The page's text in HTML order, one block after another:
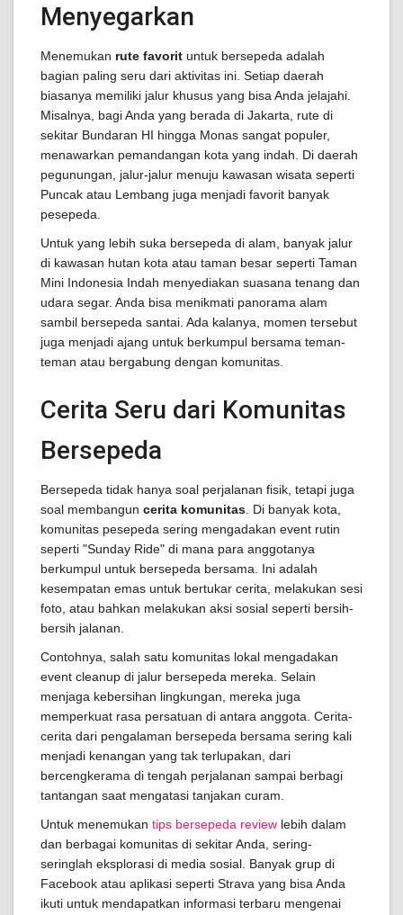
Menyegarkan
Menemukan rute favorit untuk bersepeda adalah
bagian paling seru dari aktivitas ini. Setiap daerah
biasanya memiliki jalur khusus yang bisa Anda jelajahi.
Misalnya, bagi Anda yang berada di Jakarta, rute di
sekitar Bundaran HI hingga Monas sangat populer,
menawarkan pemandangan kota yang indah. Di daerah
pegunungan, jalur-jalur menuju kawasan wisata seperti
Puncak atau Lembang juga menjadi favorit banyak
pesepeda.
Untuk yang lebih suka bersepeda di alam, banyak jalur
di kawasan hutan kota atau taman besar seperti Taman
Mini Indonesia Indah menyediakan suasana tenang dan
udara segar. Anda bisa menikmati panorama alam
sambil bersepeda santai. Ada kalanya, momen tersebut
juga menjadi ajang untuk berkumpul bersama teman-
teman atau bergabung dengan komunitas.
Cerita Seru dari Komunitas
Bersepeda
Bersepeda tidak hanya soal perjalanan fisik, tetapi juga
soal membangun cerita komunitas . Di banyak kota,
komunitas pesepeda sering mengadakan event rutin
seperti "Sunday Ride" di mana para anggotanya
berkumpul untuk bersepeda bersama. Ini adalah
kesempatan emas untuk bertukar cerita, melakukan sesi
foto, atau bahkan melakukan aksi sosial seperti bersih-
bersih jalanan.
Contohnya, salah satu komunitas lokal mengadakan
event cleanup di jalur bersepeda mereka. Selain
menjaga kebersihan lingkungan, mereka juga
memperkuat rasa persatuan di antara anggota. Cerita-
cerita dari pengalaman bersepeda bersama sering kali
menjadi kenangan yang tak terlupakan, dari
bercengkerama di tengah perjalanan sampai berbagi
tantangan saat mengatasi tanjakan curam.
Untuk menemukan tips bersepeda review lebih dalam
dan berbagai komunitas di sekitar Anda, sering-
seringlah eksplorasi di media sosial. Banyak grup di
Facebook atau aplikasi seperti Strava yang bisa Anda
ikuti untuk mendapatkan informasi terbaru mengenai